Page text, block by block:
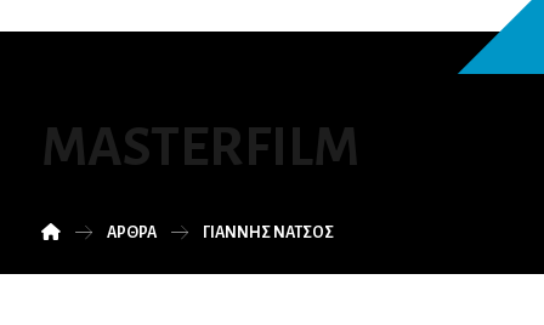
MASTERFILM
ΆΡΘΡΑ ΓΙΑΝΝΗΣ ΝΑΤΣΟΣ